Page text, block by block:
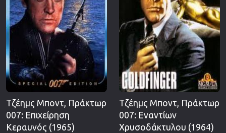
Τζέημς Μποντ, Πράκτωρ
007: Επιχείρηση
Κεραυνός (1965)
Τζέημς Μποντ, Πράκτωρ
007: Εναντίων
Χρυσοδάκτυλου (1964)